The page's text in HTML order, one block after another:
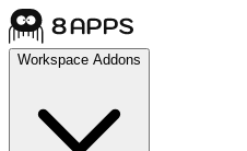
Workspace Addons